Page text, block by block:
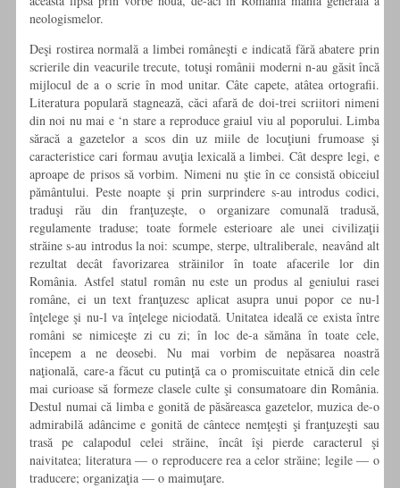
neologismelor.
Deşi rostirea normală a limbei româneşti e indicată fără abatere prin
scrierile din veacurile trecute, totuşi românii moderni n-au găsit încă
mijlocul de a o scrie în mod unitar. Câte capete, atâtea ortografii.
Literatura populară stagnează, căci afară de doi-trei scriitori nimeni
din noi nu mai e ‘n stare a reproduce graiul viu al poporului. Limba
săracă a gazetelor a scos din uz miile de locuţiuni frumoase şi
caracteristice cari formau avuţia lexicală a limbei. Cât despre legi, e
aproape de prisos să vorbim. Nimeni nu ştie în ce consistă obiceiul
pământului. Peste noapte şi prin surprindere s-au introdus codici,
traduşi rău din franţuzeşte, o organizare comunală tradusă,
regulamente traduse; toate formele esterioare ale unei civilizaţii
străine s-au introdus la noi: scumpe, sterpe, ultraliberale, neavând alt
rezultat decât favorizarea străinilor în toate afacerile lor din
România. Astfel statul român nu este un produs al geniului rasei
române, ei un text franţuzesc aplicat asupra unui popor ce nu-l
înţelege şi nu-l va înţelege niciodată. Unitatea ideală ce exista între
români se nimiceşte zi cu zi; în loc de-a sămăna în toate cele,
începem a ne deosebi. Nu mai vorbim de nepăsarea noastră
naţională, care-a făcut cu putinţă ca o promiscuitate etnică din cele
mai curioase să formeze clasele culte şi consumatoare din România.
Destul numai că limba e gonită de păsăreasca gazetelor, muzica de-o
admirabilă adâncime e gonită de cântece nemţeşti şi franţuzeşti sau
trasă pe calapodul celei străine, încât îşi pierde caracterul şi
naivitatea; literatura — o reproducere rea a celor străine; legile — o
traducere; organizaţia — o maimuţare.